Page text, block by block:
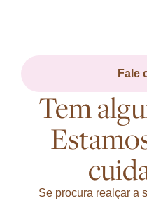
Fale
Tem
Se procura realçar a